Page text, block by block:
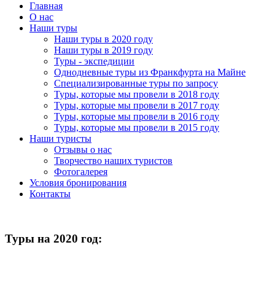
Главная
О нас
Наши туры
Наши туры в 2020 году
Наши туры в 2019 году
Туры - экспедиции
Однодневные туры из Франкфурта на Майне
Специализированные туры по запросу
Туры, которые мы провели в 2018 году
Туры, которые мы провели в 2017 году
Туры, которые мы провели в 2016 году
Туры, которые мы провели в 2015 году
Наши туристы
Отзывы о нас
Творчество наших туристов
Фотогалерея
Условия бронирования
Контакты
Туры на 2020 год: